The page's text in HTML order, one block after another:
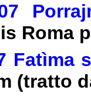
Roma
Fatìma
(tratto